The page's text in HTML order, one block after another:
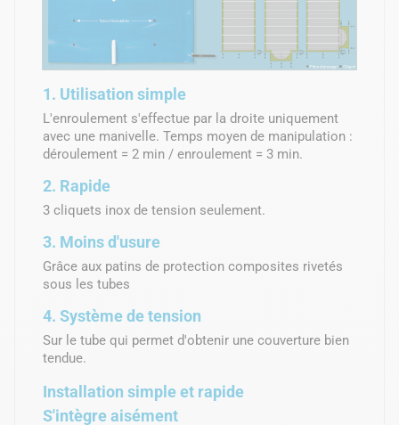
1. Utilisation simple
L'enroulement s'effectue par la droite uniquement
avec une manivelle. Temps moyen de manipulation :
déroulement = 2 min / enroulement = 3 min.
2. Rapide
3 cliquets inox de tension seulement.
3. Moins d'usure
Grâce aux patins de protection composites rivetés
sous les tubes
4. Système de tension
Sur le tube qui permet d'obtenir une couverture bien
tendue.
Installation simple et rapide
S'intègre aisément